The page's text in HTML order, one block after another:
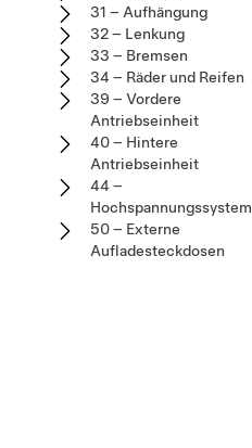
31 – Aufhängung
32 – Lenkung
33 – Bremsen
34 – Räder und Reifen
39 – Vordere
Antriebseinheit
40 – Hintere
Antriebseinheit
44 –
Hochspannungssystem
50 – Externe
Aufladesteckdosen